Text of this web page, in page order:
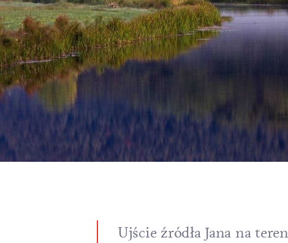
Ujście źródła Jana na